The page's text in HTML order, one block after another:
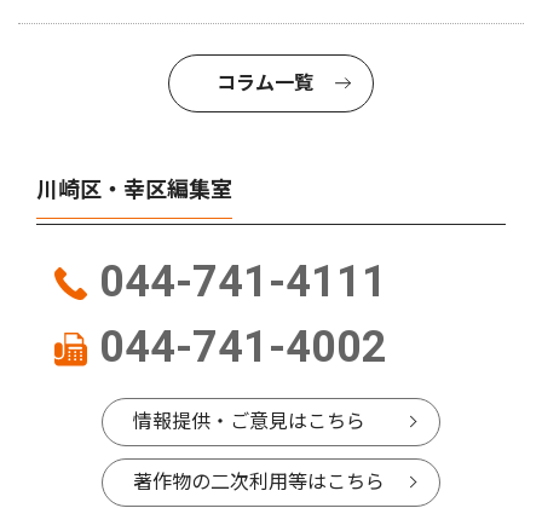
コラム一覧
川崎区・幸区編集室
044-741-4111
044-741-4002
情報提供・ご意見はこちら
著作物の二次利用等はこちら